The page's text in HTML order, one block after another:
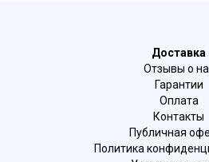
Доставка
Отзывы о
Гарантии
Оплата
Контакты
Публичная
Политика